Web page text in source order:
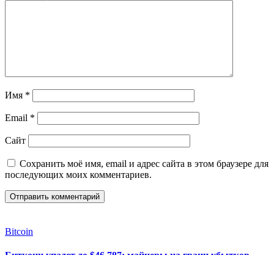
Имя *
Email *
Сайт
Сохранить моё имя, email и адрес сайта в этом браузере для
последующих моих комментариев.
Bitcoin